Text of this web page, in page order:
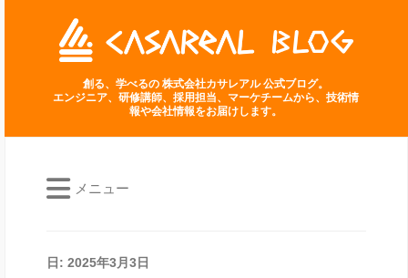
創る、学べるの 株式会社カサレアル 公式ブログ。
エンジニア、研修講師、採用担当、マーケチームから、技術情
報や会社情報をお届けします。
メニュー
日: 2025年3月3日